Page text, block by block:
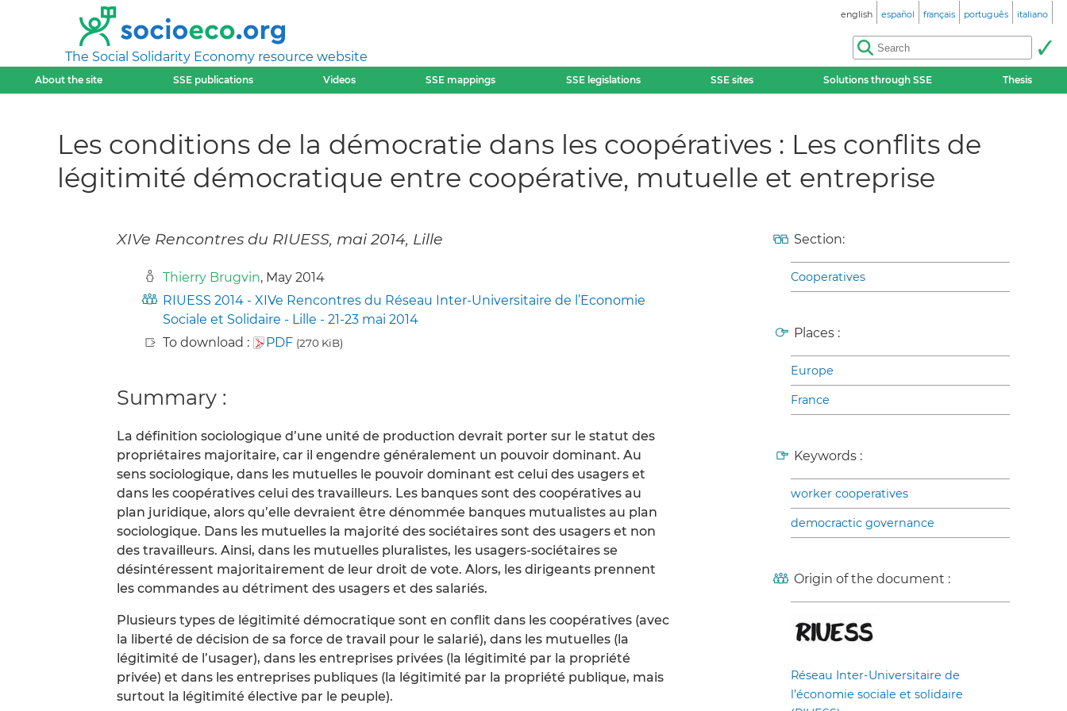
The Social Solidarity Economy resource website
english español français português italiano
About the site SSE publications Videos SSE mappings SSE legislations SSE sites Solutions through SSE Thesis
Les conditions de la démocratie dans les coopératives : Les conflits de
légitimité démocratique entre coopérative, mutuelle et entreprise
XIVe Rencontres du RIUESS, mai 2014, Lille
Thierry Brugvin, May 2014
RIUESS 2014 - XIVe Rencontres du Réseau Inter-Universitaire de l’Economie
Sociale et Solidaire - Lille - 21-23 mai 2014
To download :
PDF (270 KiB)
Summary :
La définition sociologique d’une unité de production devrait porter sur le statut des
propriétaires majoritaire, car il engendre généralement un pouvoir dominant. Au
sens sociologique, dans les mutuelles le pouvoir dominant est celui des usagers et
dans les coopératives celui des travailleurs. Les banques sont des coopératives au
plan juridique, alors qu’elle devraient être dénommée banques mutualistes au plan
sociologique. Dans les mutuelles la majorité des sociétaires sont des usagers et non
des travailleurs. Ainsi, dans les mutuelles pluralistes, les usagers-sociétaires se
désintéressent majoritairement de leur droit de vote. Alors, les dirigeants prennent
les commandes au détriment des usagers et des salariés.
Plusieurs types de légitimité démocratique sont en conflit dans les coopératives (avec
la liberté de décision de sa force de travail pour le salarié), dans les mutuelles (la
légitimité de l’usager), dans les entreprises privées (la légitimité par la propriété
privée) et dans les entreprises publiques (la légitimité par la propriété publique, mais
surtout la légitimité élective par le peuple).
Section:
Cooperatives
Places :
Europe
France
Keywords :
worker cooperatives
democractic governance
Origin of the document :
Réseau Inter-Universitaire de
l’économie sociale et solidaire